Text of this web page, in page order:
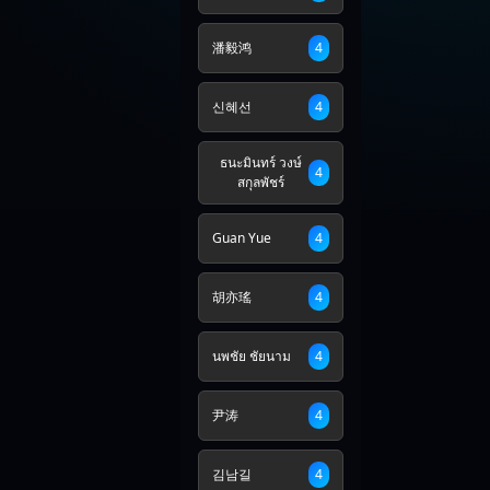
潘毅鸿 4
신혜선 4
ธนะมินทร์ วงษ์
สกุลพัชร์
4
Guan Yue 4
胡亦瑤 4
นพชัย ชัยนาม 4
尹涛 4
김남길 4